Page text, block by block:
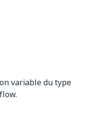
variable du type